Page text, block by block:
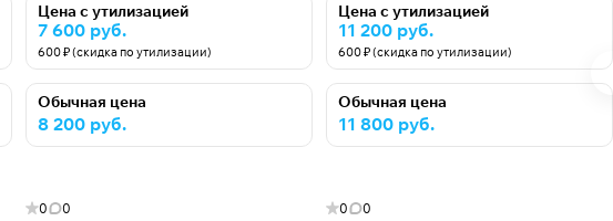
Цена с утилизацией
7 600 руб.
600 ₽ (скидка по утилизации)
Обычная цена
8 200 руб.
0 0
Цена с утилизацией
11 200 руб.
600 ₽ (скидка по утилизации)
Обычная цена
11 800 руб.
0 0